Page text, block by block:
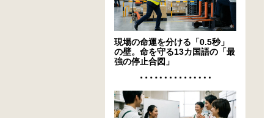
現場の命運を分ける「0.5秒」
の壁。命を守る13カ国語の「最
強の停止合図」